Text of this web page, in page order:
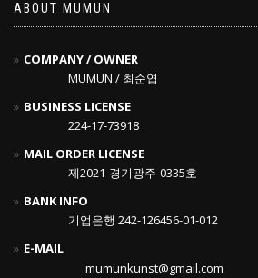
ABOUT MUMUN
COMPANY / OWNER
MUMUN / 최순엽
BUSINESS LICENSE
224-17-73918
MAIL ORDER LICENSE
제2021-경기광주-0335호
BANK INFO
기업은행 242-126456-01-012
E-MAIL
mumunkunst@gmail.com